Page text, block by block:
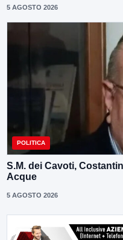
5 AGOSTO 2026
POLITICA
S.M. dei Cavoti,
Acque
5 AGOSTO 2026